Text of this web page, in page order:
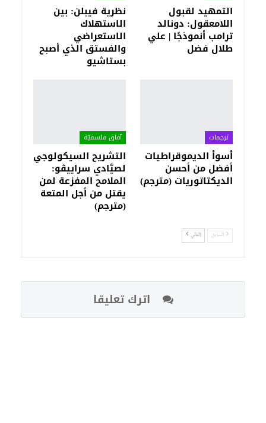
التمهيد لقبول
اللامعقول: دونالد
ترامب أنموذجًا | علي
طلال فضل
نظرية فيبلن: بين
الاستهلاك
الاستعراضي
والفستق الذي أصبح
بستاشيو
ترجمات
أسوأ الديموقراطيات
أفضل من أحسن
الديكتاتوريات (مترجم)
آفاق فلسفيّة‎
التشريح السيكولوجي
لصيَّادي سراييڤو:
الملامح المفزعة لمن
يقتل من أجل المتعة
(مترجم)
السابق التالي
اترك تعليقا